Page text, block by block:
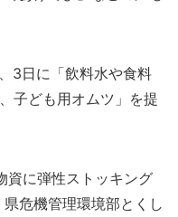
3日に「飲料水や食料
子ども用オムツ」を提
に弾性ストッキング
危機管理環境部とくし